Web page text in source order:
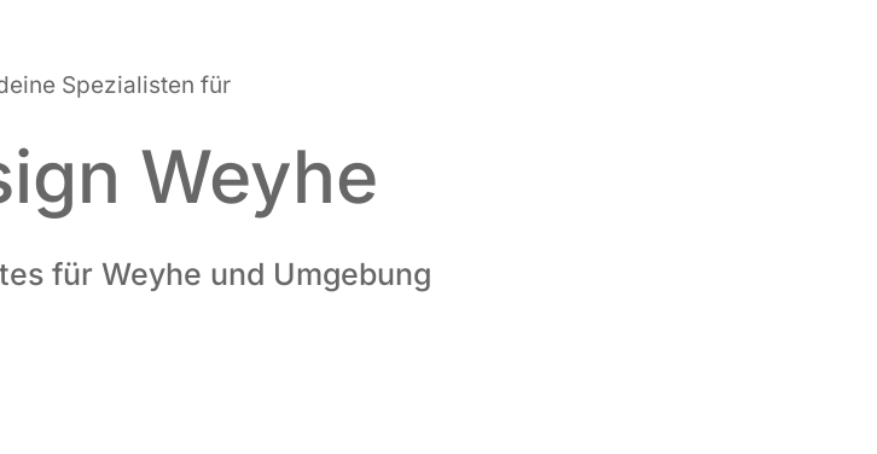
Spe­zia­lis­ten für
Weyhe
für Weyhe und Umgebung